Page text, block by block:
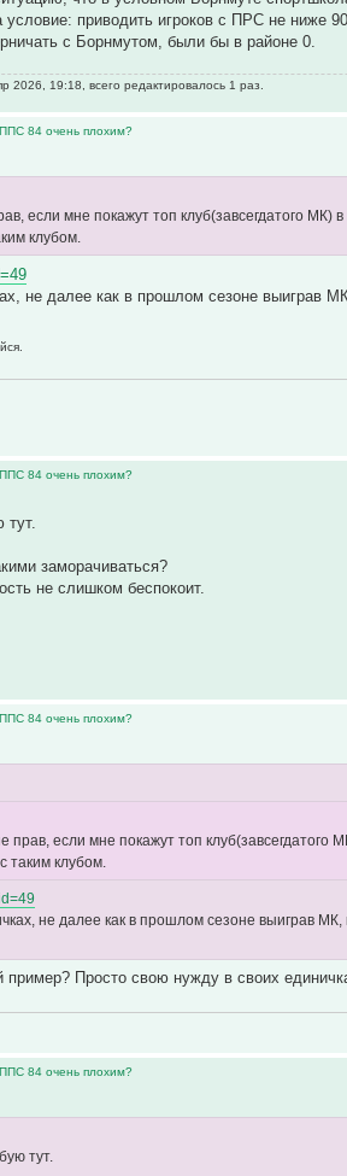
приводить игроков с ПРС не ниже
с Борнмутом, были бы в районе 0.
2026, 19:18, всего редактировалось 1 раз.
84 очень плохим?
если мне покажут топ клуб(завсегдатого
клубом.
не далее как в прошлом сезоне выиграв
84 очень плохим?
тут.
заморачиваться?
не слишком беспокоит.
84 очень плохим?
прав, если мне покажут топ
таким клубом.
не далее как в прошлом сезоне выиграв
Просто свою нужду в своих
84 очень плохим?
тут.